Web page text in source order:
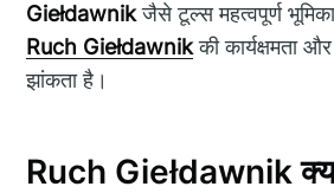
Giełdawnikजैसे टूल्स महत्वपूर्ण
Ruch Giełdawnikकी कार्यक्षमता
झांकता है।
Ruch Giełdawnik